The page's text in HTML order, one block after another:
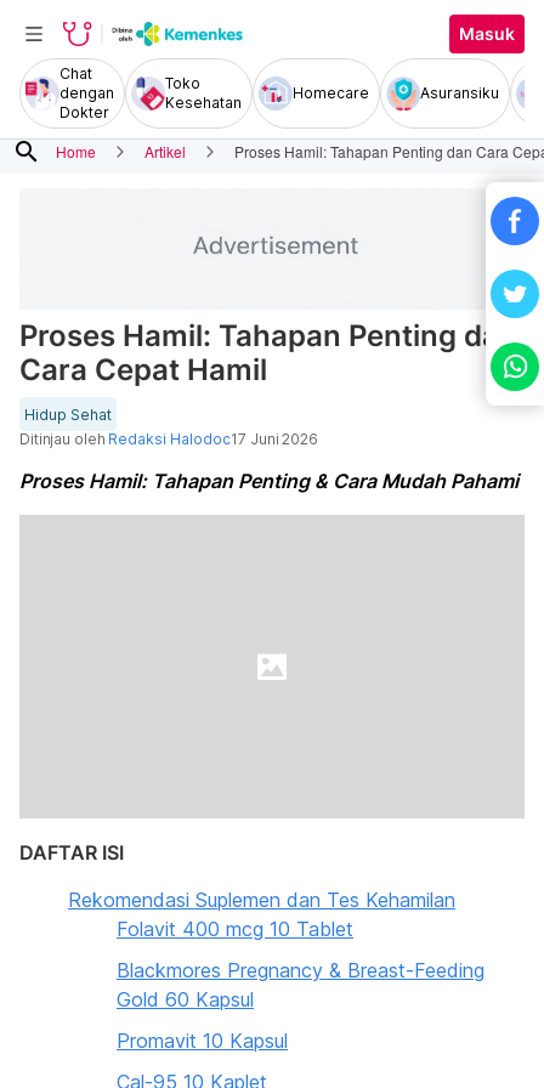
Masuk
Chat
dengan
Dokter
Toko
Kesehatan
Homecare Asuransiku
search Home Artikel Proses Hamil: Tahapan Penting dan Cara
Proses Hamil: Tahapan Penting dan
Cara Cepat Hamil
Hidup Sehat
Ditinjau oleh Redaksi Halodoc17 Juni 2026
Proses Hamil: Tahapan Penting & Cara Mudah Pahami
DAFTAR ISI
Rekomendasi Suplemen dan Tes Kehamilan
Folavit 400 mcg 10 Tablet
Blackmores Pregnancy & Breast-Feeding
Gold 60 Kapsul
Promavit 10 Kapsul
Cal-95 10 Kaplet